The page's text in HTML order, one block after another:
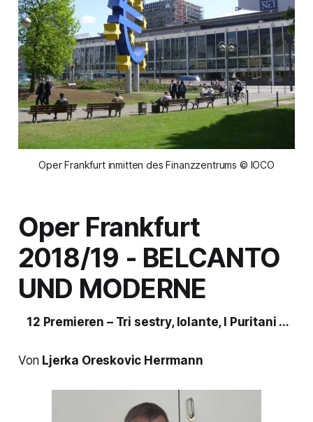
Oper Frankfurt inmitten des Finanzzentrums © IOCO
Oper Frankfurt
2018/19 - BELCANTO
UND MODERNE
12 Premieren – Tri sestry, Iolante, I Puritani ...
Von Ljerka Oreskovic Herrmann